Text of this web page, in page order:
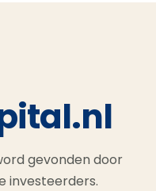
gevonden door
investeerders.